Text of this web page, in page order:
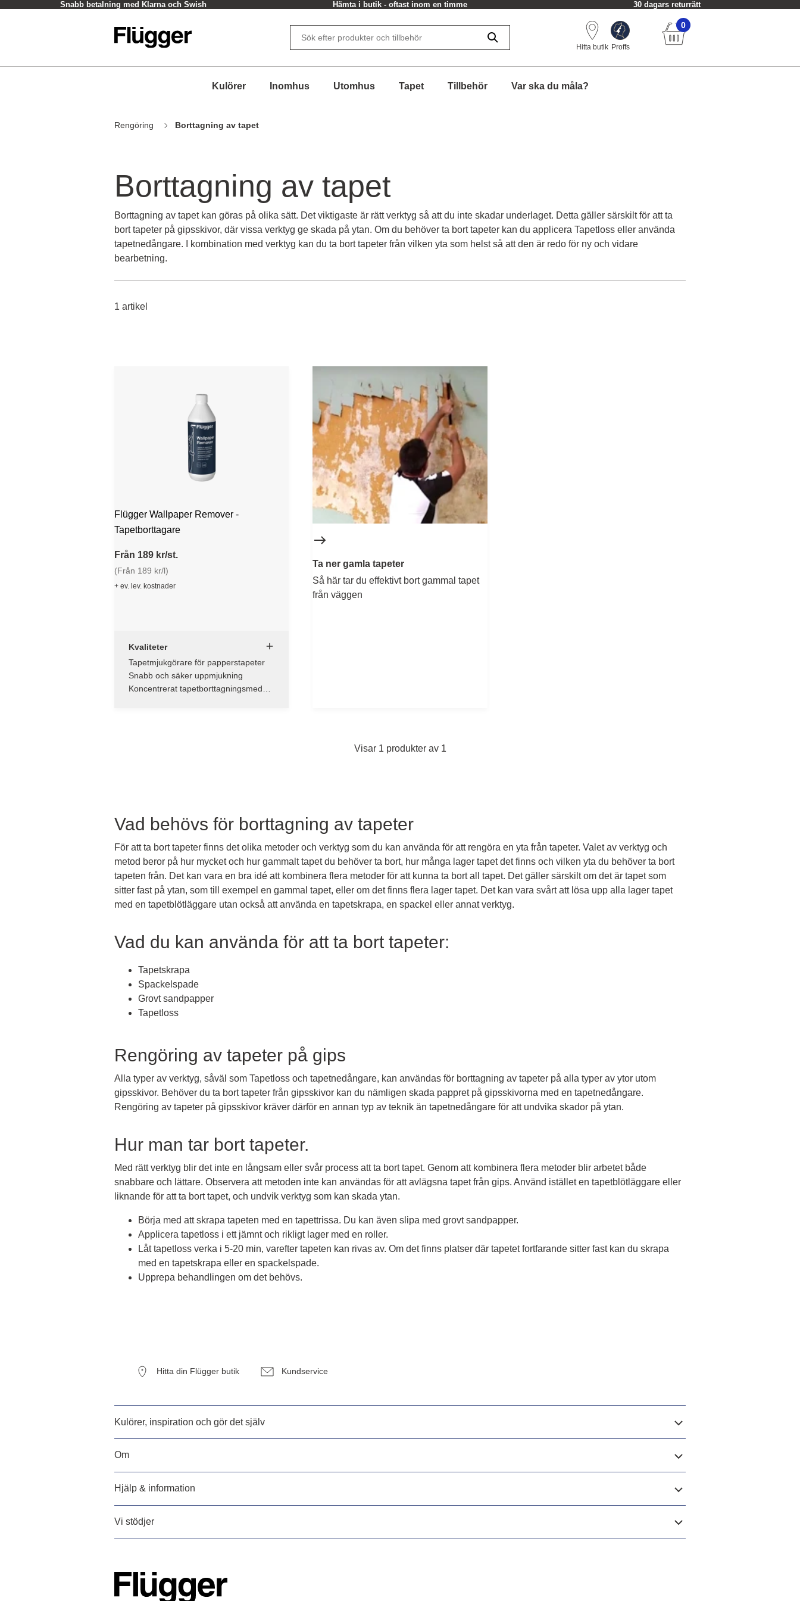
Snabb betalning med Klarna och Swish Hämta i butik - oftast inom en timme 30 dagars returrätt
Hitta butik Proffs
0
Kulörer Inomhus Utomhus Tapet Tillbehör Var ska du måla?
Rengöring Borttagning av tapet
Borttagning av tapet
Borttagning av tapet kan göras på olika sätt. Det viktigaste är rätt verktyg så att du inte skadar underlaget. Detta gäller särskilt för att ta
bort tapeter på gipsskivor, där vissa verktyg ge skada på ytan. Om du behöver ta bort tapeter kan du applicera Tapetloss eller använda
tapetnedångare. I kombination med verktyg kan du ta bort tapeter från vilken yta som helst så att den är redo för ny och vidare
bearbetning.
1 artikel
Flügger Wallpaper Remover -
Tapetborttagare
Från 189 kr/st.
(Från 189 kr/l)
+ ev. lev. kostnader
Kvaliteter
Tapetmjukgörare för papperstapeter
Snabb och säker uppmjukning
Koncentrerat tapetborttagningsmedel -
Ta ner gamla tapeter
Så här tar du effektivt bort gammal tapet
från väggen
Visar 1 produkter av 1
Vad behövs för borttagning av tapeter
För att ta bort tapeter finns det olika metoder och verktyg som du kan använda för att rengöra en yta från tapeter. Valet av verktyg och
metod beror på hur mycket och hur gammalt tapet du behöver ta bort, hur många lager tapet det finns och vilken yta du behöver ta bort
tapeten från. Det kan vara en bra idé att kombinera flera metoder för att kunna ta bort all tapet. Det gäller särskilt om det är tapet som
sitter fast på ytan, som till exempel en gammal tapet, eller om det finns flera lager tapet. Det kan vara svårt att lösa upp alla lager tapet
med en tapetblötläggare utan också att använda en tapetskrapa, en spackel eller annat verktyg.
Vad du kan använda för att ta bort tapeter:
Tapetskrapa
Spackelspade
Grovt sandpapper
Tapetloss
Rengöring av tapeter på gips
Alla typer av verktyg, såväl som Tapetloss och tapetnedångare, kan användas för borttagning av tapeter på alla typer av ytor utom
gipsskivor. Behöver du ta bort tapeter från gipsskivor kan du nämligen skada pappret på gipsskivorna med en tapetnedångare.
Rengöring av tapeter på gipsskivor kräver därför en annan typ av teknik än tapetnedångare för att undvika skador på ytan.
Hur man tar bort tapeter.
Med rätt verktyg blir det inte en långsam eller svår process att ta bort tapet. Genom att kombinera flera metoder blir arbetet både
snabbare och lättare. Observera att metoden inte kan användas för att avlägsna tapet från gips. Använd istället en tapetblötläggare eller
liknande för att ta bort tapet, och undvik verktyg som kan skada ytan.
Börja med att skrapa tapeten med en tapettrissa. Du kan även slipa med grovt sandpapper.
Applicera tapetloss i ett jämnt och rikligt lager med en roller.
Låt tapetloss verka i 5-20 min, varefter tapeten kan rivas av. Om det finns platser där tapetet fortfarande sitter fast kan du skrapa
med en tapetskrapa eller en spackelspade.
Upprepa behandlingen om det behövs.
Hitta din Flügger butik Kundservice
Kulörer, inspiration och gör det själv
Om
Hjälp & information
Vi stödjer